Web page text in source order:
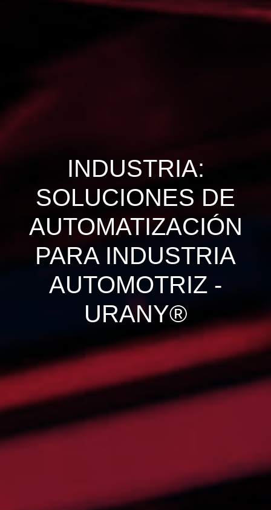
INDUSTRIA:
SOLUCIONES DE
AUTOMATIZACIÓN
PARA INDUSTRIA
AUTOMOTRIZ -
URANY®